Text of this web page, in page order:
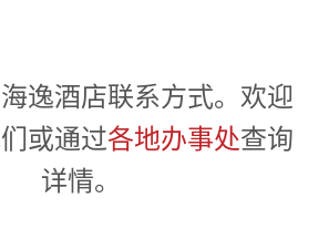
1
1 0
逸酒店联系方式。欢迎
或通过各地办事处查询
详情。